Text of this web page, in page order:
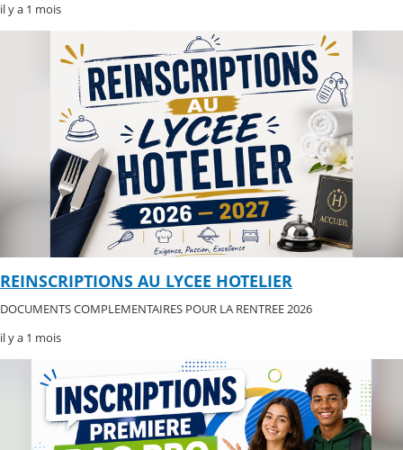
il y a 1 mois
REINSCRIPTIONS AU LYCEE HOTELIER
DOCUMENTS COMPLEMENTAIRES POUR LA RENTREE 2026
il y a 1 mois